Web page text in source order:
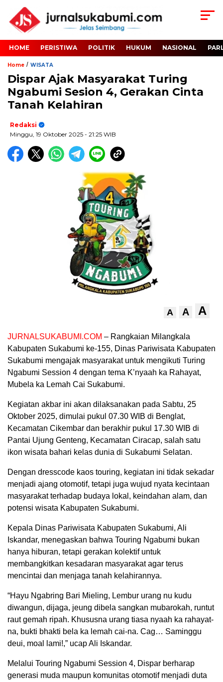
HOME PERISTIWA POLITIK HUKUM NASIONAL
Home / WISATA
Dispar Ajak Masyarakat Turing
Ngabumi Sesion 4, Gerakan Cinta
Tanah Kelahiran
Redaksi
Minggu, 19 Oktober 2025 - 21:25 WIB
A A A
JURNALSUKABUMI.COM – Rangkaian Milangkala
Kabupaten Sukabumi ke-155, Dinas Pariwisata Kabupaten
Sukabumi mengajak masyarakat untuk mengikuti Turing
Ngabumi Session 4 dengan tema K’nyaah ka Rahayat,
Mubela ka Lemah Cai Sukabumi.
Kegiatan akbar ini akan dilaksanakan pada Sabtu, 25
Oktober 2025, dimulai pukul 07.30 WIB di Benglat,
Kecamatan Cikembar dan berakhir pukul 17.30 WIB di
Pantai Ujung Genteng, Kecamatan Ciracap, salah satu
ikon wisata bahari kelas dunia di Sukabumi Selatan.
Dengan dresscode kaos touring, kegiatan ini tidak sekadar
menjadi ajang otomotif, tetapi juga wujud nyata kecintaan
masyarakat terhadap budaya lokal, keindahan alam, dan
potensi wisata Kabupaten Sukabumi.
Kepala Dinas Pariwisata Kabupaten Sukabumi, Ali
Iskandar, menegaskan bahwa Touring Ngabumi bukan
hanya hiburan, tetapi gerakan kolektif untuk
membangkitkan kesadaran masyarakat agar terus
mencintai dan menjaga tanah kelahirannya.
“Hayu Ngabring Bari Mieling, Lembur urang nu kudu
diwangun, dijaga, jeung dibela sangkan mubarokah, runtut
raut gemah ripah. Khususna urang tiasa nyaah ka rahayat-
na, bukti bhakti bela ka lemah cai-na. Cag… Saminggu
deui, moal lami!,” ucap Ali Iskandar.
Melalui Touring Ngabumi Session 4, Dispar berharap
generasi muda maupun komunitas otomotif menjadi duta